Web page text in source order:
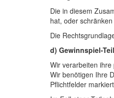
Die in diesem
hat, oder
Die
d) Gewinnspiel-
Wir verarbeiten
Wir benötigen Ihre
Pflichtfelder